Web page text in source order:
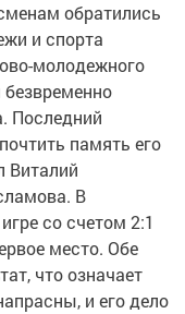
обратились
и спорта
молодежного
Последний
память его
Виталий
В
со счетом 2:1
место. Обе
что означает
и его дело